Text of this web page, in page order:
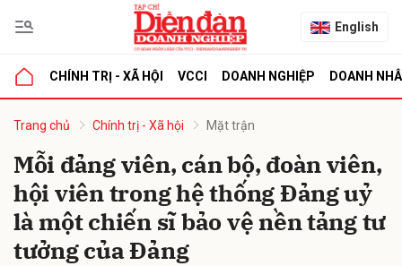
English
CHÍNH TRỊ - XÃ HỘI VCCI DOANH NGHIỆP DOANH
Trang chủ Chính trị - Xã hội Mặt trận
Mỗi đảng viên, cán bộ, đoàn viên,
hội viên trong hệ thống Đảng uỷ
là một chiến sĩ bảo vệ nền tảng tư
tưởng của Đảng
luận